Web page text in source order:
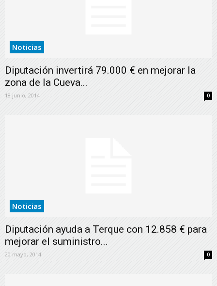
Noticias
Diputación invertirá 79.000 € en mejorar la
zona de la Cueva...
18 junio, 2014 0
Noticias
Diputación ayuda a Terque con 12.858 € para
mejorar el suministro...
20 mayo, 2014 0